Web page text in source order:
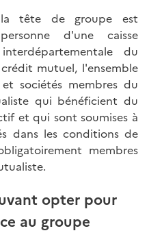
tête de groupe est
d'une caisse
du
mutuel, l'ensemble
sociétés membres du
qui bénéficient du
et qui sont soumises à
dans les conditions de
membres
opter pour
au groupe